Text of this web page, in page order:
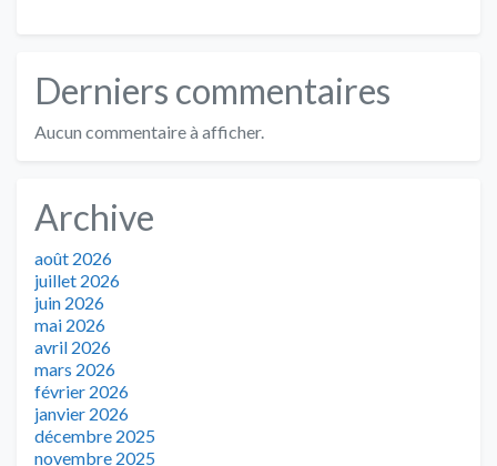
Derniers commentaires
Aucun commentaire à afficher.
Archive
août 2026
juillet 2026
juin 2026
mai 2026
avril 2026
mars 2026
février 2026
janvier 2026
décembre 2025
novembre 2025